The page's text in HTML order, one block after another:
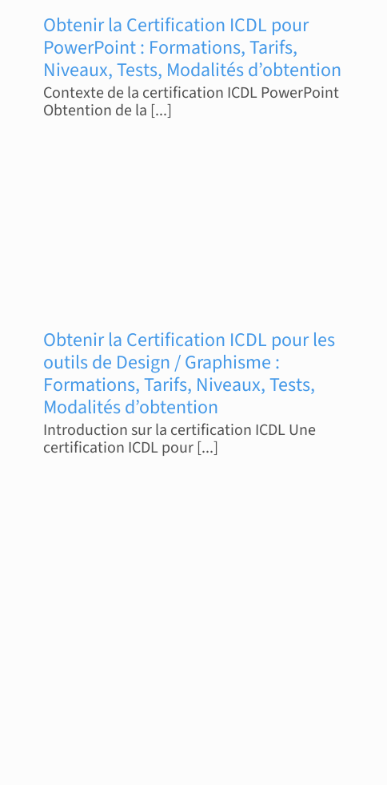
Obtenir la Certification ICDL pour
PowerPoint : Formations, Tarifs,
Niveaux, Tests, Modalités d’obtention
Contexte de la certification ICDL PowerPoint
Obtention de la [...]
Obtenir la Certification ICDL pour les
outils de Design / Graphisme :
Formations, Tarifs, Niveaux, Tests,
Modalités d’obtention
Introduction sur la certification ICDL Une
certification ICDL pour [...]